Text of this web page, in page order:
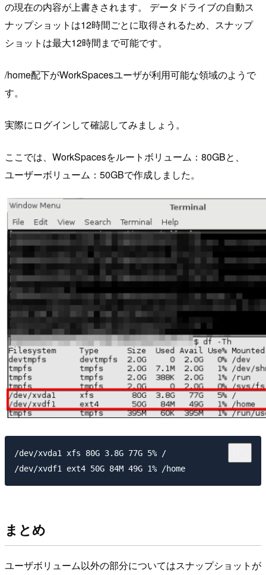
の現在の内容が上書きされます。 データドライブの自動ス
ナップショットは12時間ごとに取得されるため、スナップ
ショットは最大12時間まで可能です。
/home配下がWorkSpacesユーザが利用可能な領域のようで
す。
実際にログインして確認してみましょう。
ここでは、WorkSpacesをルートボリューム：80GBと、
ユーザーボリューム：50GBで作成しました。
/dev/xvda1 xfs 80G 3.8G 77G 5% /
まとめ
ユーザボリューム以外の部分についてはスナップショットが